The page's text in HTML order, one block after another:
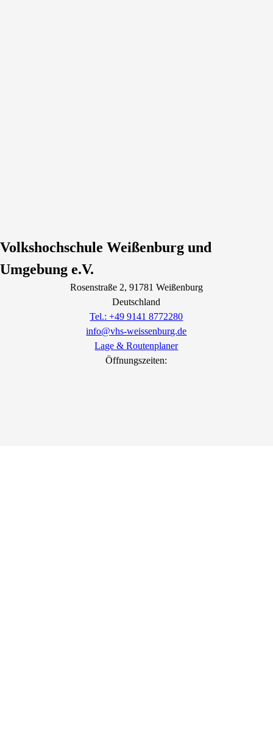
Volkshochschule Weißenburg und
Umgebung e.V.
Rosenstraße2, 91781 Weißenburg
Deutschland
Tel.: +49 9141 8772280
info@vhs-weissenburg.de
Lage & Routenplaner
Öffnungszeiten: